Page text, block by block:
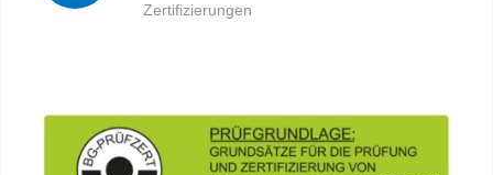
Zertifizierungen